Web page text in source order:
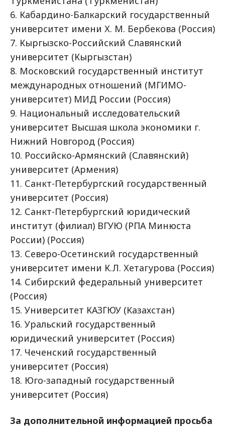
6. Кабардино-Балкарский государственный
университет имени Х. М. Бербекова (Россия)
7. Кыргызско-Российский Славянский
университет (Кыргызстан)
8. Московский государственный институт
международных отношений (МГИМО-
университет) МИД России (Россия)
9. Национальный исследовательский
университет Высшая школа экономики г.
Нижний Новгород (Россия)
10. Российско-Армянский (Славянский)
университет (Армения)
11. Санкт-Петербургский государственный
университет (Россия)
12. Санкт-Петербургский юридический
институт (филиал) ВГУЮ (РПА Минюста
России) (Россия)
13. Северо-Осетинский государственный
университет имени К.Л. Хетагурова (Россия)
14. Сибирский федеральный университет
(Россия)
15. Университет КАЗГЮУ (Казахстан)
16. Уральский государственный
юридический университет (Россия)
17. Чеченский государственный
университет (Россия)
18. Юго-западный государственный
университет (Россия)
За дополнительной информацией просьба